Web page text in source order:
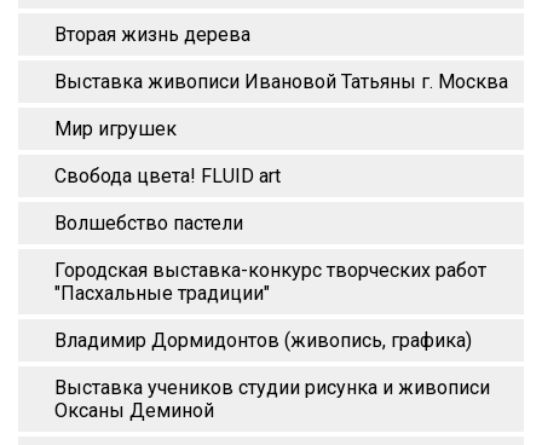
Вторая жизнь дерева
Выставка живописи Ивановой Татьяны г. Москва
Мир игрушек
Свобода цвета! FLUID art
Волшебство пастели
Городская выставка-конкурс творческих работ
"Пасхальные традиции"
Владимир Дормидонтов (живопись, графика)
Выставка учеников студии рисунка и живописи
Оксаны Деминой